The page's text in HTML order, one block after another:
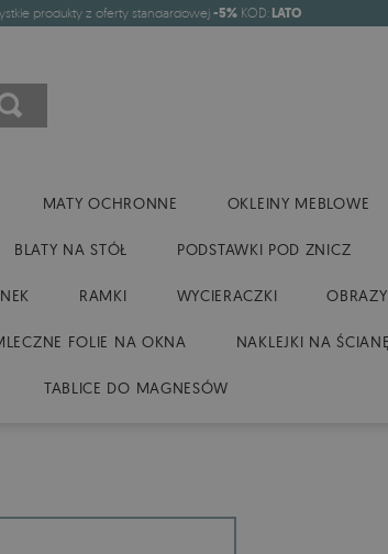
produkty z oferty standardowej -5%KOD:LATO
MATY OCHRONNE OKLEINY MEBLOWE
BLATY NA STÓŁ PODSTAWKI POD ZNICZ
RAMKI WYCIERACZKI
FOLIE NA OKNA NAKLEJKI NA
TABLICE DO MAGNESÓW